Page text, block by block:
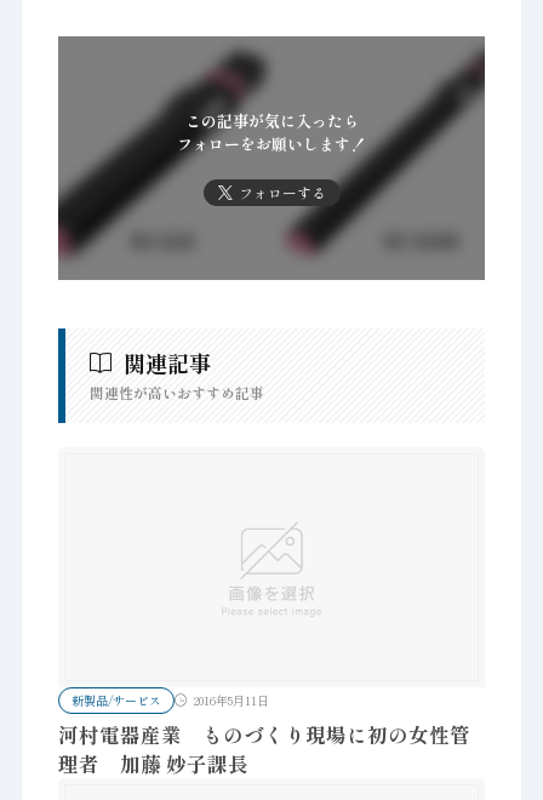
この記事が気に入ったら
フォローをお願いします！
フォローする
関連記事
関連性が高いおすすめ記事
新製品/サービス 2016年5月11日
河村電器産業 ものづくり現場に初の女性管
理者 加藤 妙子課長